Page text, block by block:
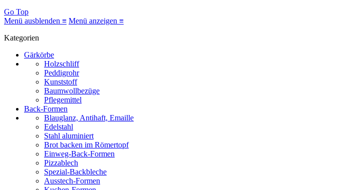
Go Top
Menü ausblenden ≡ Menü anzeigen ≡
Kategorien
Gärkörbe
Holzschliff
Peddigrohr
Kunststoff
Baumwollbezüge
Pflegemittel
Back-Formen
Blauglanz, Antihaft, Emaille
Edelstahl
Stahl aluminiert
Brot backen im Römertopf
Einweg-Back-Formen
Pizzablech
Spezial-Backbleche
Ausstech-Formen